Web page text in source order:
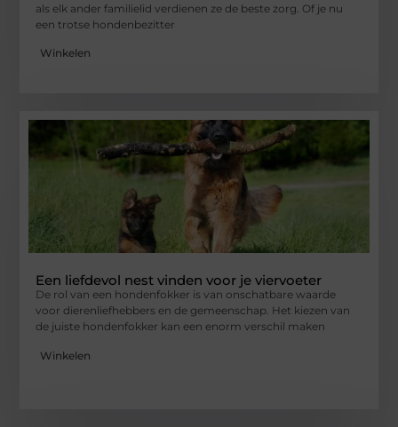
als elk ander familielid verdienen ze de beste zorg. Of je nu
een trotse hondenbezitter
Winkelen
Een liefdevol nest vinden voor je viervoeter
De rol van een hondenfokker is van onschatbare waarde
voor dierenliefhebbers en de gemeenschap. Het kiezen van
de juiste hondenfokker kan een enorm verschil maken
Winkelen